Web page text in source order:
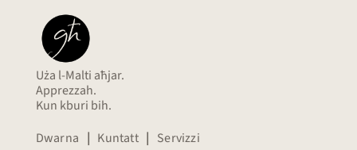
Uża l-Malti aħjar.
Apprezzah.
Kun kburi bih.
Dwarna | Kuntatt | Servizzi